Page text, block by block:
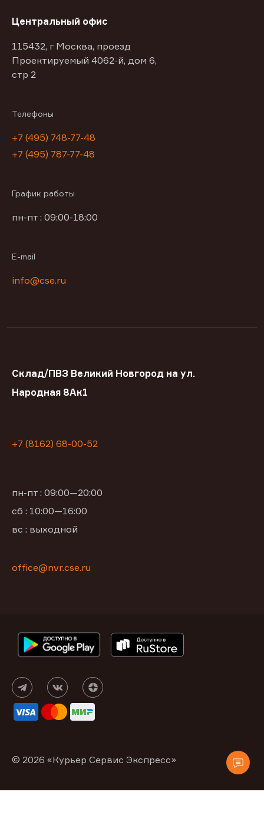
Центральный офис
115432, г Москва, проезд
Проектируемый 4062-й, дом 6,
стр 2
Телефоны
+7 (495) 748-77-48
+7 (495) 787-77-48
График работы
пн-пт : 09:00-18:00
E-mail
info@cse.ru
Склад/ПВЗ Великий Новгород на ул.
Народная 8Ак1
+7 (8162) 68-00-52
пн-пт : 09:00—20:00
сб : 10:00—16:00
вс : выходной
office@nvr.cse.ru
© 2026 «Курьер Сервис Экспресс»